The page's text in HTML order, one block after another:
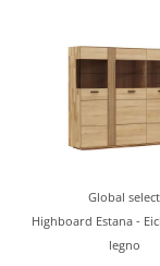
Global select
Highboard Estana -
legno